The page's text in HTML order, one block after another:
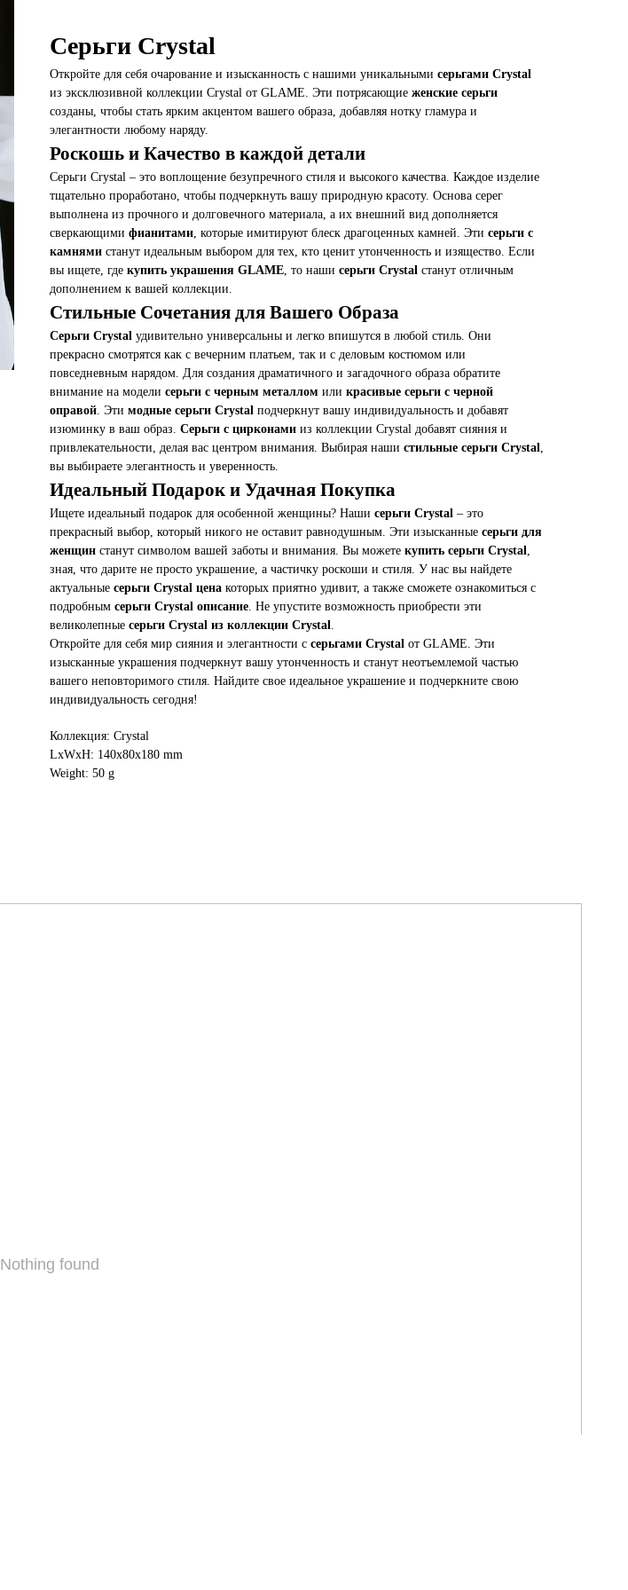
Серьги Crystal
Откройте для себя очарование и изысканность с нашими уникальными серьгами Crystal
из эксклюзивной коллекции Crystal от GLAME. Эти потрясающие женские серьги
созданы, чтобы стать ярким акцентом вашего образа, добавляя нотку гламура и
элегантности любому наряду.
Роскошь и Качество в каждой детали
Серьги Crystal – это воплощение безупречного стиля и высокого качества. Каждое изделие
тщательно проработано, чтобы подчеркнуть вашу природную красоту. Основа серег
выполнена из прочного и долговечного материала, а их внешний вид дополняется
сверкающими фианитами, которые имитируют блеск драгоценных камней. Эти серьги с
камнями станут идеальным выбором для тех, кто ценит утонченность и изящество. Если
вы ищете, где купить украшения GLAME, то наши серьги Crystal станут отличным
дополнением к вашей коллекции.
Стильные Сочетания для Вашего Образа
Серьги Crystal удивительно универсальны и легко впишутся в любой стиль. Они
прекрасно смотрятся как с вечерним платьем, так и с деловым костюмом или
повседневным нарядом. Для создания драматичного и загадочного образа обратите
внимание на модели серьги с черным металлом или красивые серьги с черной
оправой. Эти модные серьги Crystal подчеркнут вашу индивидуальность и добавят
изюминку в ваш образ. Серьги с цирконами из коллекции Crystal добавят сияния и
привлекательности, делая вас центром внимания. Выбирая наши стильные серьги Crystal,
вы выбираете элегантность и уверенность.
Идеальный Подарок и Удачная Покупка
Ищете идеальный подарок для особенной женщины? Наши серьги Crystal – это
прекрасный выбор, который никого не оставит равнодушным. Эти изысканные серьги для
женщин станут символом вашей заботы и внимания. Вы можете купить серьги Crystal,
зная, что дарите не просто украшение, а частичку роскоши и стиля. У нас вы найдете
актуальные серьги Crystal цена которых приятно удивит, а также сможете ознакомиться с
подробным серьги Crystal описание. Не упустите возможность приобрести эти
великолепные серьги Crystal из коллекции Crystal.
Откройте для себя мир сияния и элегантности с серьгами Crystal от GLAME. Эти
изысканные украшения подчеркнут вашу утонченность и станут неотъемлемой частью
вашего неповторимого стиля. Найдите свое идеальное украшение и подчеркните свою
индивидуальность сегодня!
Коллекция: Crystal
LxWxH: 140x80x180 mm
Weight: 50 g
Nothing found